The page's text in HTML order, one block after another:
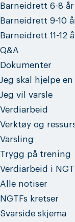
Barneidrett 6-8 år
Barneidrett 9-10
Barneidrett 11-12
Q&A
Dokumenter
Jeg skal hjelpe
Jeg vil varsle
Verdiarbeid
Verktøy og
Varsling
Trygg på trening
Verdiarbeid i
Alle notiser
NGTFs kretser
Svarside skjema